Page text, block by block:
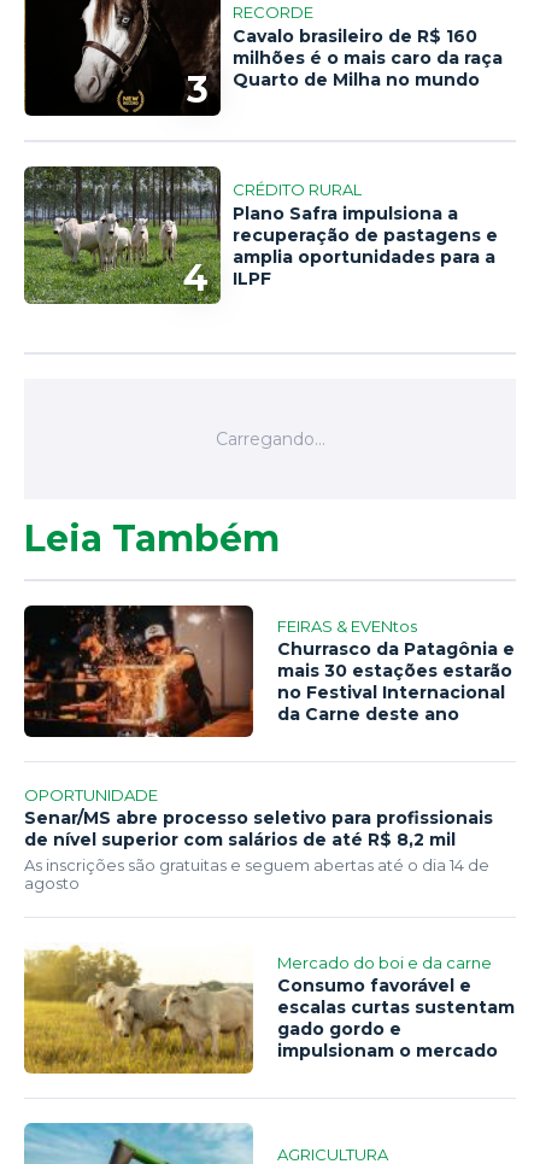
3
RECORDE
Cavalo brasileiro de R$ 160
milhões é o mais caro da raça
Quarto de Milha no mundo
4
CRÉDITO RURAL
Plano Safra impulsiona a
recuperação de pastagens e
amplia oportunidades para a
ILPF
Leia Também
FEIRAS & EVENtos
Churrasco da Patagônia e
mais 30 estações estarão
no Festival Internacional
da Carne deste ano
OPORTUNIDADE
Senar/MS abre processo seletivo para profissionais
de nível superior com salários de até R$ 8,2 mil
As inscrições são gratuitas e seguem abertas até o dia 14 de
agosto
Mercado do boi e da carne
Consumo favorável e
escalas curtas sustentam
gado gordo e
impulsionam o mercado
AGRICULTURA